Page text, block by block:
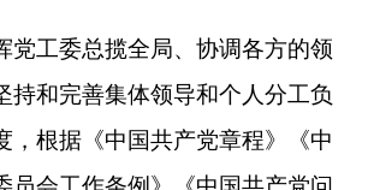
原则，进一步强化责任意识和
政班子成员及市委管理的干
责，结合街道实际，现将工